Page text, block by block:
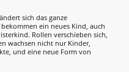
sich das ganze
ein neues Kind, auch
Rollen verschieben sich,
wachsen nicht nur Kinder,
und eine neue Form von